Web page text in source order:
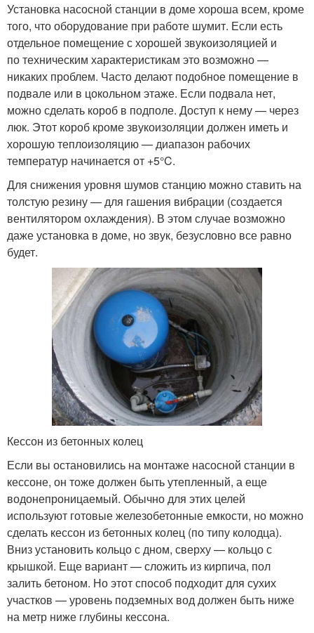
Установка насосной станции в доме хороша всем, кроме
того, что оборудование при работе шумит. Если есть
отдельное помещение с хорошей звукоизоляцией и
по техническим характеристикам это возможно —
никаких проблем. Часто делают подобное помещение в
подвале или в цокольном этаже. Если подвала нет,
можно сделать короб в подполе. Доступ к нему — через
люк. Этот короб кроме звукоизоляции должен иметь и
хорошую теплоизоляцию — диапазон рабочих
температур начинается от +5°C.
Для снижения уровня шумов станцию можно ставить на
толстую резину — для гашения вибрации (создается
вентилятором охлаждения). В этом случае возможно
даже установка в доме, но звук, безусловно все равно
будет.
Кессон из бетонных колец
Если вы остановились на монтаже насосной станции в
кессоне, он тоже должен быть утепленный, а еще
водонепроницаемый. Обычно для этих целей
используют готовые железобетонные емкости, но можно
сделать кессон из бетонных колец (по типу колодца).
Вниз установить кольцо с дном, сверху — кольцо с
крышкой. Еще вариант — сложить из кирпича, пол
залить бетоном. Но этот способ подходит для сухих
участков — уровень подземных вод должен быть ниже
на метр ниже глубины кессона.